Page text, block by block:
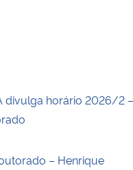
divulga horário 2026/2 –
– Henrique